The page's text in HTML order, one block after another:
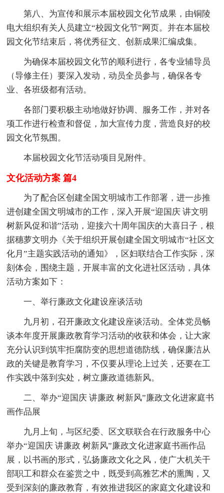
第八、为宣传和展示本届校园文化节成果，由铜陵
电大组织有关人员建立“校园文化节”网页。并在本届校
园文化节结束后，将优秀征文、创新成果汇编成集。
为确保本届校园文化节的顺利进行，各专业辅导员
（导修主任）要深入发动，动员全员参与，确保各专
业、各班级都有活动。
各部门要积极主动地做好协调、服务工作，并对各
项工作进行检查和督促，加大宣传力度，营造良好的校
园文化节氛围。
本届校园文化节活动项目见附件。
文化活动方案 篇4
为了配合区创建全国文明城市工作部署，进一步推
进创建全国文明城市的工作，深入开展“迎国庆 讲文明
树新风促和谐”活动，迎接六十周年国庆的大喜日子，根
据穗萝文明办《关于组织开展创建全国文明城市“社区文
化月”主题实践活动的通知》，区妇联结合工作实际，深
刻体会，围绕主题，开展丰富的文化进社区活动，具体
活动方案如下：
一、举行廉政文化建设座谈活动
九月初，召开廉政文化建设座谈活动。全体党员畅
谈本年度开展廉政教育学习活动的收获和体会，让大家
充分认识到筑牢拒腐防变的思想道德防线，确保廉洁从
政的关键是教育学习，不仅要从理论上过关，还要在工
作实践中落到实处，树立廉政道德新风。
二、举办“迎国庆 讲廉政 树新风”廉政文化进家庭书
画作品展
九月上旬，与区纪委、区文联联合在行政服务中心
举办“迎国庆 讲廉政 树新风”廉政文化进家庭书画作品
展，以书画的形式，弘扬廉政文化之风，使广大机关干
部职工和群众在鉴赏之中，既受到高雅艺术的熏陶，又
受到深刻的廉政教育，有效推进我区的家庭文化建设和